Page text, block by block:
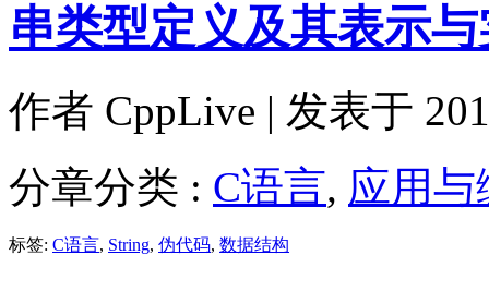
串类型定义及其表示
作者 CppLive | 发表于
分章分类 : C语言, 应用与
标签: C语言, String, 伪代码, 数据结构